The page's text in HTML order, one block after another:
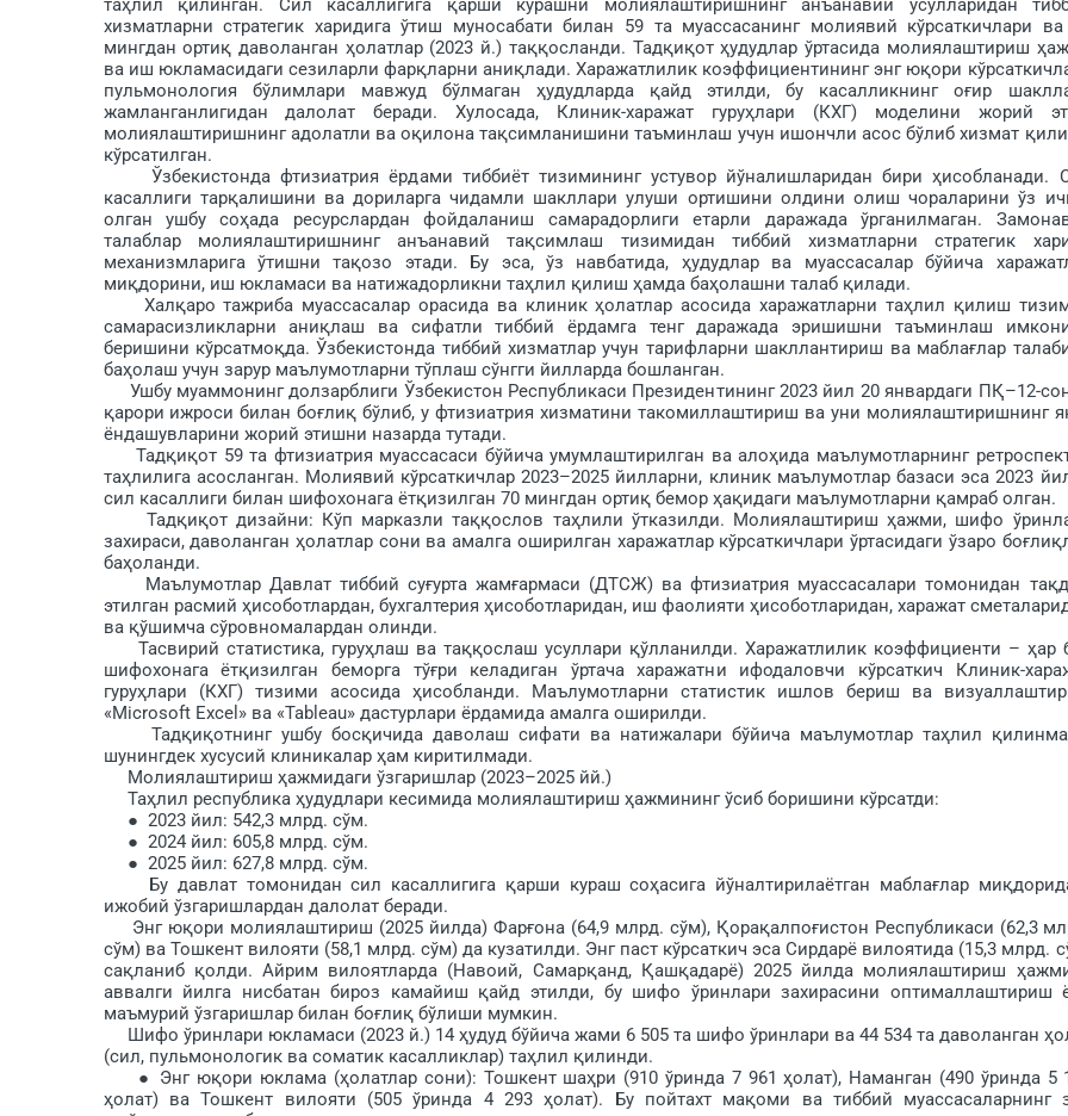
таҳлил қилинган. Сил касаллигига қарши курашни молиялаштиришнинг анъанавий усулларидан
хизматларни стратегик харидига ўтиш муносабати билан 59 та муассасанинг молиявий кўрсаткич­лари
мингдан ортиқ даволанган ҳолатлар (2023 й.) таққосланди. Тадқиқот ҳудудлар ўртасида молиялаштириш
ва иш юкламасидаги сезиларли фарқларни аниқлади. Харажатлилик коэффициентининг энг юқори
пульмонология бўлимлари мавжуд бўлмаган ҳудудларда қайд этилди, бу касалликнинг оғир
жамланганлигидан далолат беради. Хуло­сада, Клиник-харажат гуруҳлари (КХГ) моделини жорий
молиялаштиришнинг адолатли ва оқилона тақсимланишини таъминлаш учун ишонч­ли асос бўлиб хизмат
кўрсатилган.
Ўзбекистонда фтизиатрия ёрдами тиббиёт тизимининг устувор йўналишларидан бири ҳисобланади.
касаллиги тарқалишини ва дориларга чидамли шакллари улуши ортишини олдини олиш чораларини ўз
олган ушбу соҳада ресурслардан фойдаланиш самарадорлиги етарли даражада ўрганилмаган.
талаблар молиялаштиришнинг анъанавий тақсимлаш тизимидан тиббий хизматларни стратегик
механизмларига ўтишни та­қозо этади. Бу эса, ўз навбатида, ҳу­дудлар ва муассасалар бўйича
миқдорини, иш юкламаси ва натижадорликни таҳлил қилиш ҳам­да баҳолашни талаб қилади.
Халқаро тажриба муассасалар орасида ва клиник ҳолатлар асосида харажатларни таҳлил қилиш
самарасизликларни аниқлаш ва сифатли тиббий ёрдамга тенг даражада эришишни таъминлаш
беришини кўрсатмоқда. Ўзбекистонда тиббий хизматлар учун тарифларни шакллантириш ва маб­лағлар
баҳолаш учун зарур маълумотларни тўплаш сўнгги йилларда бошланган.
Ушбу муаммонинг долзарблиги Ўзбекистон Республикаси Президентининг 2023 йил 20 январдаги ПҚ–12-
қарори ижроси билан боғлиқ бўлиб, у фтизиатрия хиз­матини такомиллаштириш ва уни молиялаштиришнинг
ёндашувларини жорий этишни назарда ту­тади.
Тад­қиқот 59 та фтизиатрия муассасаси бўйича умумлаштирилган ва алоҳида маълумотларнинг
таҳ­лилига асосланган. Молиявий кўрсаткичлар 2023–2025 йилларни, клиник маълумотлар базаси эса 2023
сил касаллиги билан шифохонага ётқизилган 70 мингдан ортиқ бемор ҳақидаги маълумотларни қам­раб олган.
Тадқиқот дизайни: Кўп марказли таққослов таҳлили ўтказилди. Мо­лиялаштириш ҳажми, шифо
захираси, даволанган ҳолатлар сони ва амалга оширилган харажатлар кўрсаткичлари ўртасидаги ўзаро
баҳоланди.
Маълумотлар Давлат тиббий суғурта жамғар­маси (ДТСЖ) ва фтизиатрия муассасалари томонидан
этилган расмий ҳисоботлар­дан, бухгалтерия ҳисоботларидан, иш фаолияти ҳисо­ботларидан, харажат
ва қўшимча сўровномалардан олинди.
Тасвирий статистика, гуруҳлаш ва таққослаш усуллари қўлланилди. Харажатлилик коэффициенти – ҳар
шифохонага ётқизилган беморга тўғ­ри келадиган ўртача харажатни ифодаловчи кўрсаткич Клиник-
гуруҳлари (КХГ) тизими асосида ҳи­собланди. Маъ­лумотларни статистик ишлов бериш ва
«Microsoft Excel» ва «Tableau» дастурлари ёрдамида амалга оширилди.
Тадқиқотнинг ушбу босқичида даволаш сифати ва натижалари бўйича маълумотлар таҳлил
шунингдек хусусий клиникалар ҳам киритилмади.
Молиялаштириш ҳажмидаги ўзгаришлар (2023–2025 йй.)
Таҳлил республика ҳудудлари кесимида молиялаштириш ҳажмининг ўсиб боришини кўрсатди:
● 2023 йил: 542,3 млрд. сўм.
● 2024 йил: 605,8 млрд. сўм.
● 2025 йил: 627,8 млрд. сўм.
Бу давлат томонидан сил касаллигига қарши кураш соҳасига йўналтирилаётган маблағлар
ижобий ўзгаришлардан далолат беради.
Энг юқори молиялаштириш (2025 йилда) Фарғона (64,9 млрд. сўм), Қорақалпоғистон Республикаси (62,3
сўм) ва Тошкент вилояти (58,1 млрд. сўм) да кузатилди. Энг паст кўрсаткич эса Сирдарё вилоятида (15,3 млрд.
сақланиб қолди. Айрим вилоятларда (Навоий, Самар­қанд, Қашқадарё) 2025 йилда молия­лаштириш
аввалги йилга нисбатан бироз камайиш қайд этилди, бу шифо ўринлари захирасини оптималлаштириш
маъмурий ўзгаришлар билан боғлиқ бўлиши мумкин.
Шифо ўринлари юкламаси (2023 й.) 14 ҳудуд бўйича жами 6 505 та шифо ўринлари ва 44 534 та даволанган
(сил, пульмонологик ва соматик касалликлар) таҳлил қи­линди.
● Энг юқори юклама (ҳолатлар сони): Тошкент шаҳри (910 ўринда 7 961 ҳолат), Наманган (490 ўринда 5
ҳолат) ва Тошкент вилояти (505 ўринда 4 293 ҳолат). Бу пойтахт ма­қоми ва тиббий муассасаларнинг